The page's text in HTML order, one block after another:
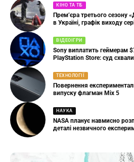
КІНО ТА ТБ
Прем’єра третього сезону
в Україні, графік виходу
ВІДЕОІГРИ
Sony виплатить геймерам
PlayStation Store: суд
ТЕХНОЛОГІЇ
Повернення
випуску флагман Mix 5
НАУКА
NASA планує навмисно
деталі незвичного